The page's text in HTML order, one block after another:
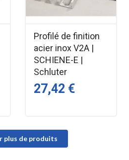
Profilé de finition
acier inox V2A |
SCHIENE-E |
Schluter
27,42 €
plus de produits